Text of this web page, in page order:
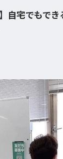
自宅でもで